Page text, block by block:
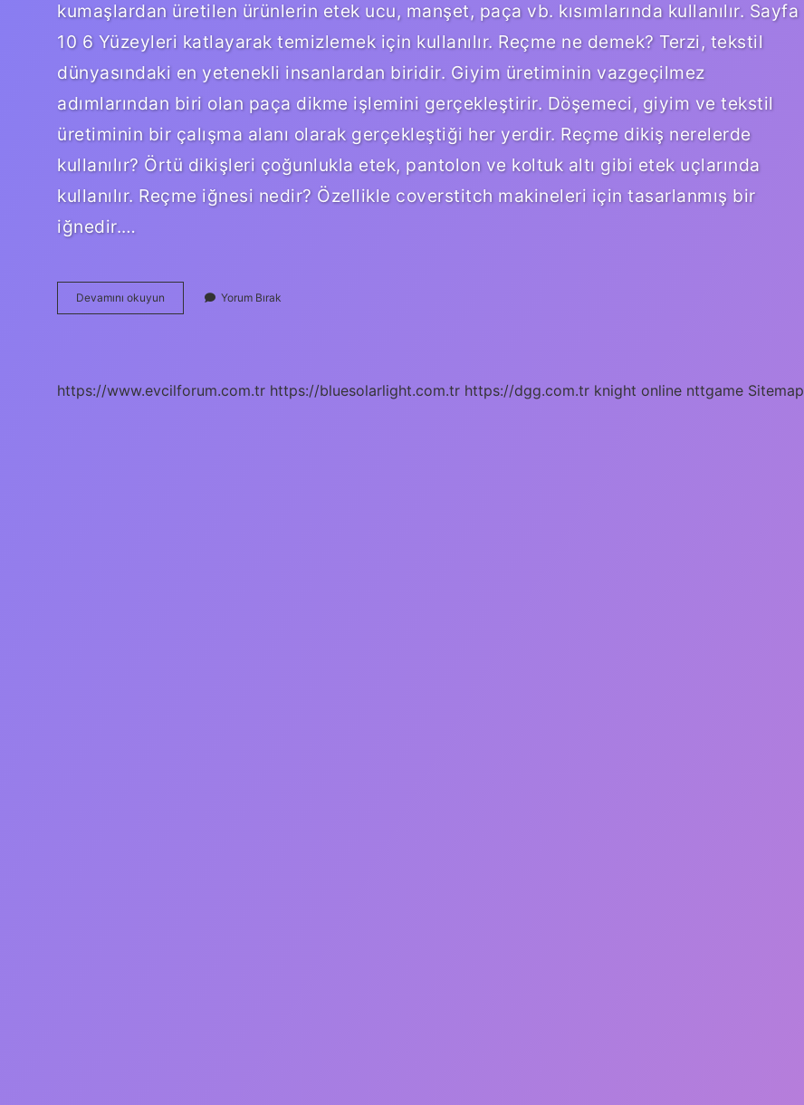
kumaşlardan üretilen ürünlerin etek ucu, manşet, paça vb. kısımlarında kullanılır. Sayfa
10 6 Yüzeyleri katlayarak temizlemek için kullanılır. Reçme ne demek? Terzi, tekstil
dünyasındaki en yetenekli insanlardan biridir. Giyim üretiminin vazgeçilmez
adımlarından biri olan paça dikme işlemini gerçekleştirir. Döşemeci, giyim ve tekstil
üretiminin bir çalışma alanı olarak gerçekleştiği her yerdir. Reçme dikiş nerelerde
kullanılır? Örtü dikişleri çoğunlukla etek, pantolon ve koltuk altı gibi etek uçlarında
kullanılır. Reçme iğnesi nedir? Özellikle coverstitch makineleri için tasarlanmış bir
iğnedir.…
Devamını okuyun
Nedir
Yorum Bırak
https://www.evcilforum.com.tr https://bluesolarlight.com.tr https://dgg.com.tr knight online nttgame Sitemap